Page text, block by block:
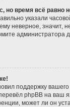
но время всё равно
указали
неверное, значит,
администратора
поддержку
phpBB на ваш
может ли он